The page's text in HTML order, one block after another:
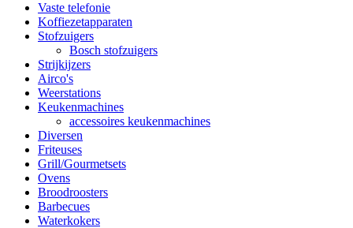
Vaste telefonie
Koffiezetapparaten
Stofzuigers
Bosch stofzuigers
Strijkijzers
Airco's
Weerstations
Keukenmachines
accessoires keukenmachines
Diversen
Friteuses
Grill/Gourmetsets
Ovens
Broodroosters
Barbecues
Waterkokers